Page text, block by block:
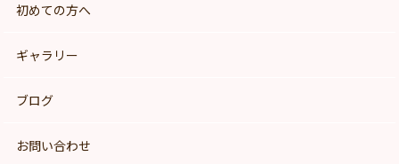
初めての方へ
ギャラリー
ブログ
お問い合わせ